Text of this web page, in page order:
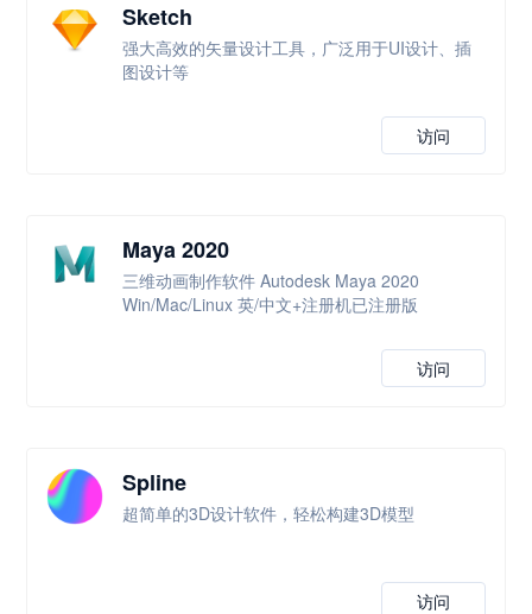
Sketch
强大高效的矢量设计工具，广泛用于UI设计、插
图设计等
访问
Maya 2020
三维动画制作软件 Autodesk Maya 2020
Win/Mac/Linux 英/中文+注册机已注册版
访问
Spline
超简单的3D设计软件，轻松构建3D模型
访问